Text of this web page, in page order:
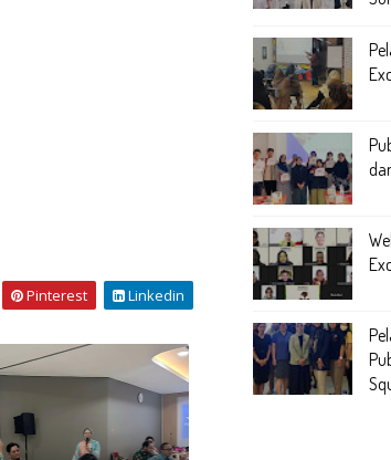
Pinterest Linkedin